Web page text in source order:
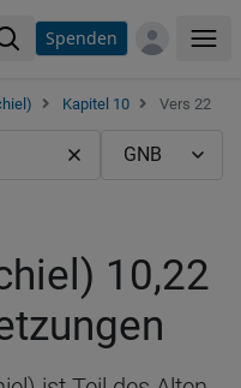
Spenden
Kapitel 10 Vers 22
10,22